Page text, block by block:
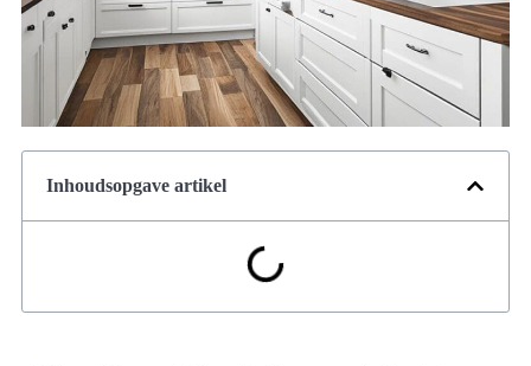
Inhoudsopgave artikel